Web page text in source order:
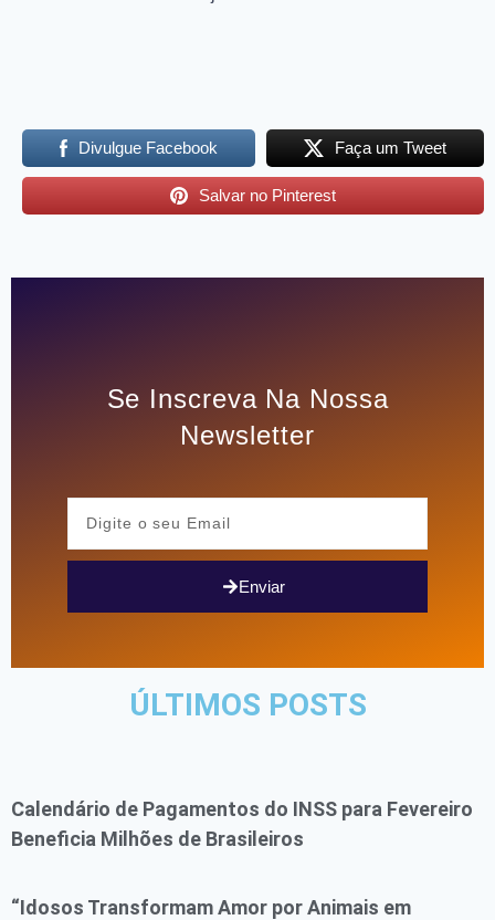
Divulgue Facebook Faça um Tweet
Salvar no Pinterest
Se Inscreva Na Nossa
Newsletter
Enviar
ÚLTIMOS POSTS
Calendário de Pagamentos do INSS para Fevereiro
Beneficia Milhões de Brasileiros
“Idosos Transformam Amor por Animais em